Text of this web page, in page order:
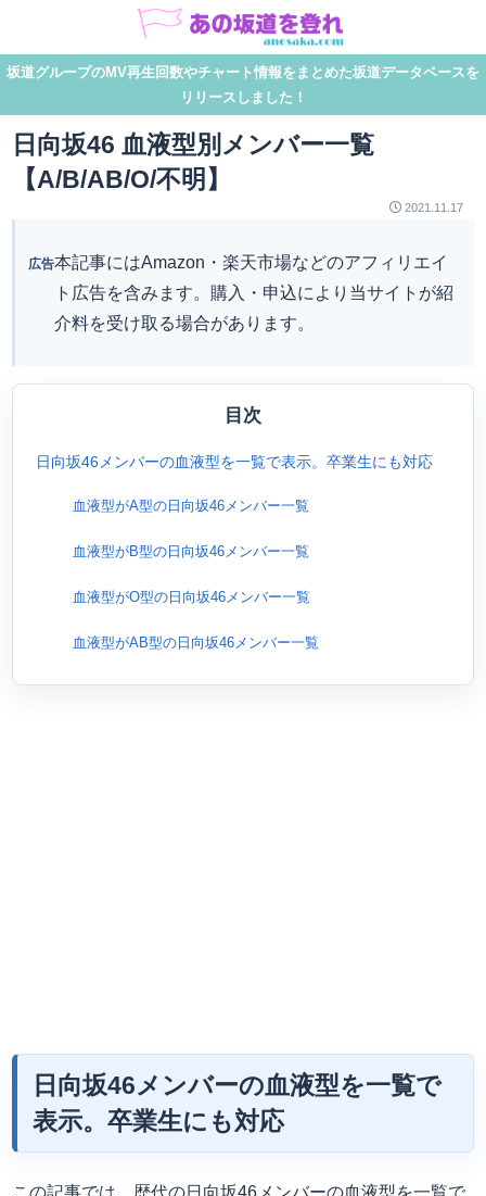
坂道グループのMV再生回数やチャート情報をまとめた坂道データベースを
リリースしました！
日向坂46 血液型別メンバー一覧
【A/B/AB/O/不明】
2021.11.17
広告本記事にはAmazon・楽天市場などのアフィリエイ
ト広告を含みます。購入・申込により当サイトが紹
介料を受け取る場合があります。
目次
日向坂46メンバーの血液型を一覧で表示。卒業生にも対応
血液型がA型の日向坂46メンバー一覧
血液型がB型の日向坂46メンバー一覧
血液型がO型の日向坂46メンバー一覧
血液型がAB型の日向坂46メンバー一覧
日向坂46メンバーの血液型を一覧で
表示。卒業生にも対応